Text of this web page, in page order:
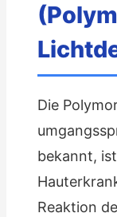
Die
bekannt,
Reaktion